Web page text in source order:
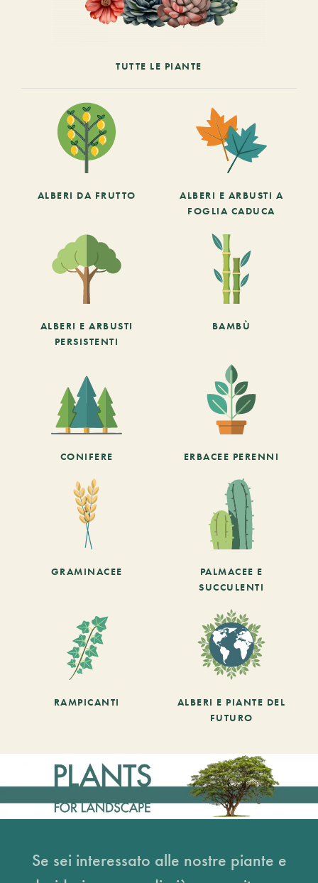
TUTTE LE PIANTE
ALBERI DA FRUTTO
ALBERI E ARBUSTI A
FOGLIA CADUCA
ALBERI E ARBUSTI
PERSISTENTI
BAMBÙ
CONIFERE ERBACEE PERENNI
GRAMINACEE
PALMACEE E
SUCCULENTI
RAMPICANTI
ALBERI E PIANTE DEL
FUTURO
Se sei interessato alle nostre piante e